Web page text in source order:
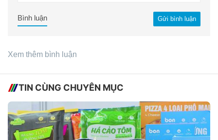
Gửi bình luận
Bình luận
Xem thêm bình luận
TIN CÙNG CHUYÊN MỤC